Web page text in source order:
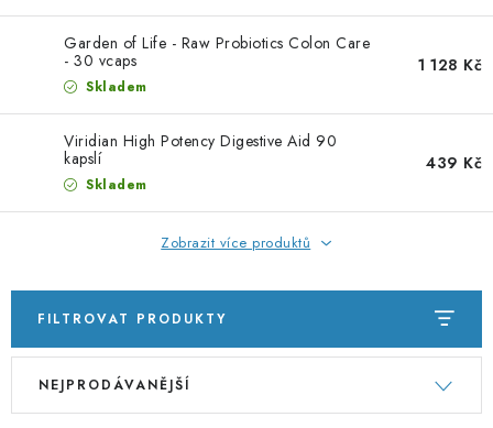
Garden of Life - Raw Probiotics Colon Care
- 30 vcaps
Skladem
1 128 Kč
Viridian High Potency Digestive Aid 90
kapslí
Skladem
439 Kč
Zobrazit více produktů
FILTROVAT PRODUKTY
V
Ř
NEJPRODÁVANĚJŠÍ